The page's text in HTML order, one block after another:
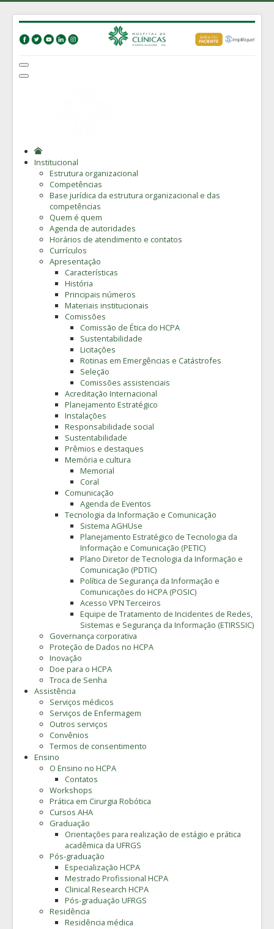
Institucional
Estrutura organizacional
Competências
Base jurídica da estrutura organizacional e das
competências
Quem é quem
Agenda de autoridades
Horários de atendimento e contatos
Currículos
Apresentação
Características
História
Principais números
Materiais institucionais
Comissões
Comissão de Ética do HCPA
Sustentabilidade
Licitações
Rotinas em Emergências e Catástrofes
Seleção
Comissões assistenciais
Acreditação Internacional
Planejamento Estratégico
Instalações
Responsabilidade social
Sustentabilidade
Prêmios e destaques
Memória e cultura
Memorial
Coral
Comunicação
Agenda de Eventos
Tecnologia da Informação e Comunicação
Sistema AGHUse
Planejamento Estratégico de Tecnologia da
Informação e Comunicação (PETIC)
Plano Diretor de Tecnologia da Informação e
Comunicação (PDTIC)
Política de Segurança da Informação e
Comunicações do HCPA (POSIC)
Acesso VPN Terceiros
Equipe de Tratamento de Incidentes de Redes,
Sistemas e Segurança da Informação (ETIRSSIC)
Governança corporativa
Proteção de Dados no HCPA
Inovação
Doe para o HCPA
Troca de Senha
Assistência
Serviços médicos
Serviços de Enfermagem
Outros serviços
Convênios
Termos de consentimento
Ensino
O Ensino no HCPA
Contatos
Workshops
Prática em Cirurgia Robótica
Cursos AHA
Graduação
Orientações para realização de estágio e prática
acadêmica da UFRGS
Pós-graduação
Especialização HCPA
Mestrado Profissional HCPA
Clinical Research HCPA
Pós-graduação UFRGS
Residência
Residência médica